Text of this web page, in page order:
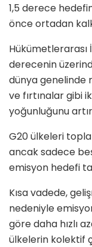
1,5 derece
önce ortadan
Hükümetlerarası
derecenin
dünya genelinde
ve fırtınalar gibi
yoğunluğunu
G20 ülkeleri
ancak sadece
emisyon hedefi
Kısa vadede,
nedeniyle
göre daha hızlı
ülkelerin kolektif